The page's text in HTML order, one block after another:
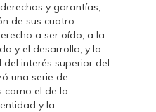
y garantías,
de sus cuatro
a ser oído, a la
y el desarrollo, y la
interés superior del
una serie de
como el de la
y la